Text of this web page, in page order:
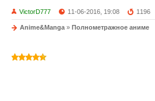
VictorD777 11-06-2016, 19:08 1196
Anime&Manga » Полнометражное аниме